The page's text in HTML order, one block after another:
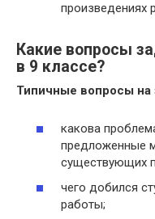
произведениях
Какие вопросы
в 9 классе?
Типичные вопросы на
какова
предложенные
существующих
чего добился
работы;